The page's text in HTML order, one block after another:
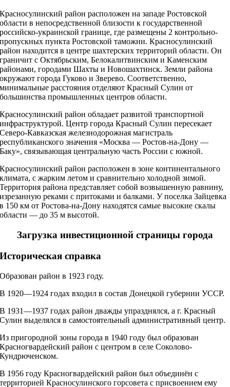
Красносулинский район расположен на западе Ростовской
области в непосредственной близости к государственной
российско-украинской границе, где размещены 2 контрольно-
пропускных пункта Ростовской таможни. Красносулинский
район находится в центре шахтерских территорий области. Он
граничит с Октябрьским, Белокалитвинским и Каменским
районами, городами Шахты и Новошахтинск. Земли района
окружают города Гуково и Зверево. Соответственно,
минимальные расстояния отделяют Красный Сулин от
большинства промышленных центров области.
Красносулинский район обладает развитой транспортной
инфраструктурой. Центр города Красный Сулин пересекает
Северо-Кавказская железнодорожная магистраль
республиканского значения «Москва — Ростов-на-Дону —
Баку», связывающая центральную часть России с южной.
Красносулинский район расположен в зоне континентального
климата, с жарким летом и сравнительно холодной зимой.
Территория района представляет собой возвышенную равнину,
изрезанную реками с притоками и балками. У поселка Зайцевка
в 150 км от Ростова-на-Дону находятся самые высокие скалы
области — до 35 м высотой.
Загрузка инвестиционной страницы города
Историческая справка
Образован район в 1923 году.
В 1920—1924 годах входил в состав Донецкой губернии УССР.
В 1931—1937 годах район дваж­ды упразднялся, а г. Красный
Сулин выделялся в самостоятельный административный центр.
Из пригородной зоны города в 1940 году был образован
Красногвардейский район с центром в селе Соколово-
Кундрюченском.
В 1956 году Красногвардейский район был объединён с
территорией Красносулинского горсовета с присвоением ему